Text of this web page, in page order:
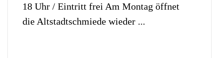
18 Uhr / Eintritt frei Am Montag öffnet
die Altstadtschmiede wieder ...